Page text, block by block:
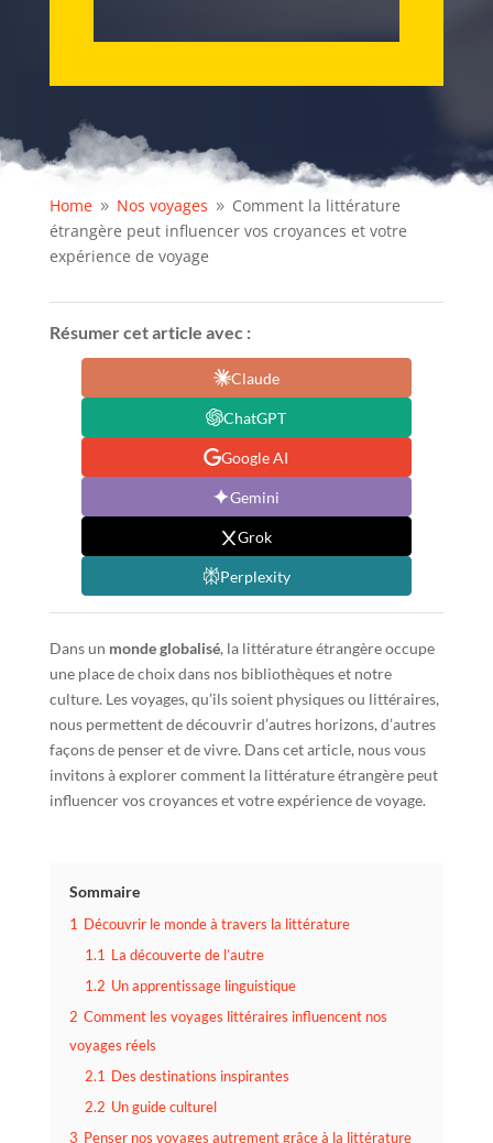
Home 9 Nos voyages 9 Comment la littérature
étrangère peut influencer vos croyances et votre
expérience de voyage
Résumer cet article avec :
Claude
ChatGPT
Google AI
Gemini
Grok
Perplexity
Dans un monde globalisé, la littérature étrangère occupe
une place de choix dans nos bibliothèques et notre
culture. Les voyages, qu’ils soient physiques ou littéraires,
nous permettent de découvrir d’autres horizons, d’autres
façons de penser et de vivre. Dans cet article, nous vous
invitons à explorer comment la littérature étrangère peut
influencer vos croyances et votre expérience de voyage.
Sommaire
1 Découvrir le monde à travers la littérature
1.1 La découverte de l’autre
1.2 Un apprentissage linguistique
2 Comment les voyages littéraires influencent nos
voyages réels
2.1 Des destinations inspirantes
2.2 Un guide culturel
3 Penser nos voyages autrement grâce à la littérature